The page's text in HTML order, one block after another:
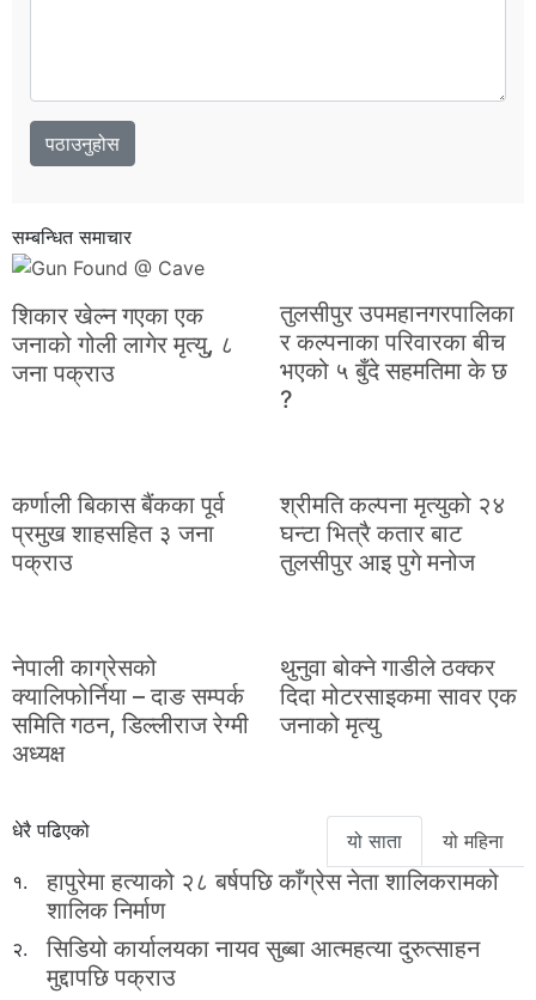
सम्बन्धित समाचार
शिकार खेल्न गएका एक
जनाको गोली लागेर मृत्यु, ८
जना पक्राउ
तुलसीपुर उपमहानगरपालिका
र कल्पनाका परिवारका बीच
भएको ५ बुँदे सहमतिमा के छ
?
कर्णाली बिकास बैंकका पूर्व
प्रमुख शाहसहित ३ जना
पक्राउ
श्रीमति कल्पना मृत्युको २४
घन्टा भित्रै कतार बाट
तुलसीपुर आइ पुगे मनोज
नेपाली काग्रेसको
क्यालिफोर्निया – दाङ सम्पर्क
समिति गठन, डिल्लीराज रेग्मी
अध्यक्ष
थुनुवा बोक्ने गाडीले ठक्कर
दिदा मोटरसाइकमा सावर एक
जनाको मृत्यु
धेरै पढिएको यो साता
यो महिना
१.
हापुरेमा हत्याको २८ बर्षपछि काँग्रेस नेता शालिकरामको
शालिक निर्माण
२.
सिडियो कार्यालयका नायव सुब्बा आत्महत्या दुरुत्साहन
मुद्दापछि पक्राउ